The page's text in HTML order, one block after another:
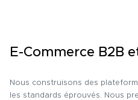
E-Commerce B2B
Nous construisons des
les standards éprouvés. Nous